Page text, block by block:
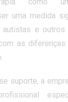
uma medida
e outros
as
suporte, a